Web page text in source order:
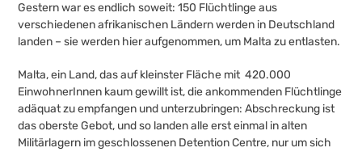
Gestern war es endlich soweit: 150 Flüchtlinge aus
verschiedenen afrikanischen Ländern werden in Deutschland
landen – sie werden hier aufgenommen, um Malta zu entlasten.
Malta, ein Land, das auf kleinster Fläche mit 420.000
EinwohnerInnen kaum gewillt ist, die ankommenden Flüchtlinge
adäquat zu empfangen und unterzubringen: Abschreckung ist
das oberste Gebot, und so landen alle erst einmal in alten
Militärlagern im geschlossenen Detention Centre, nur um sich